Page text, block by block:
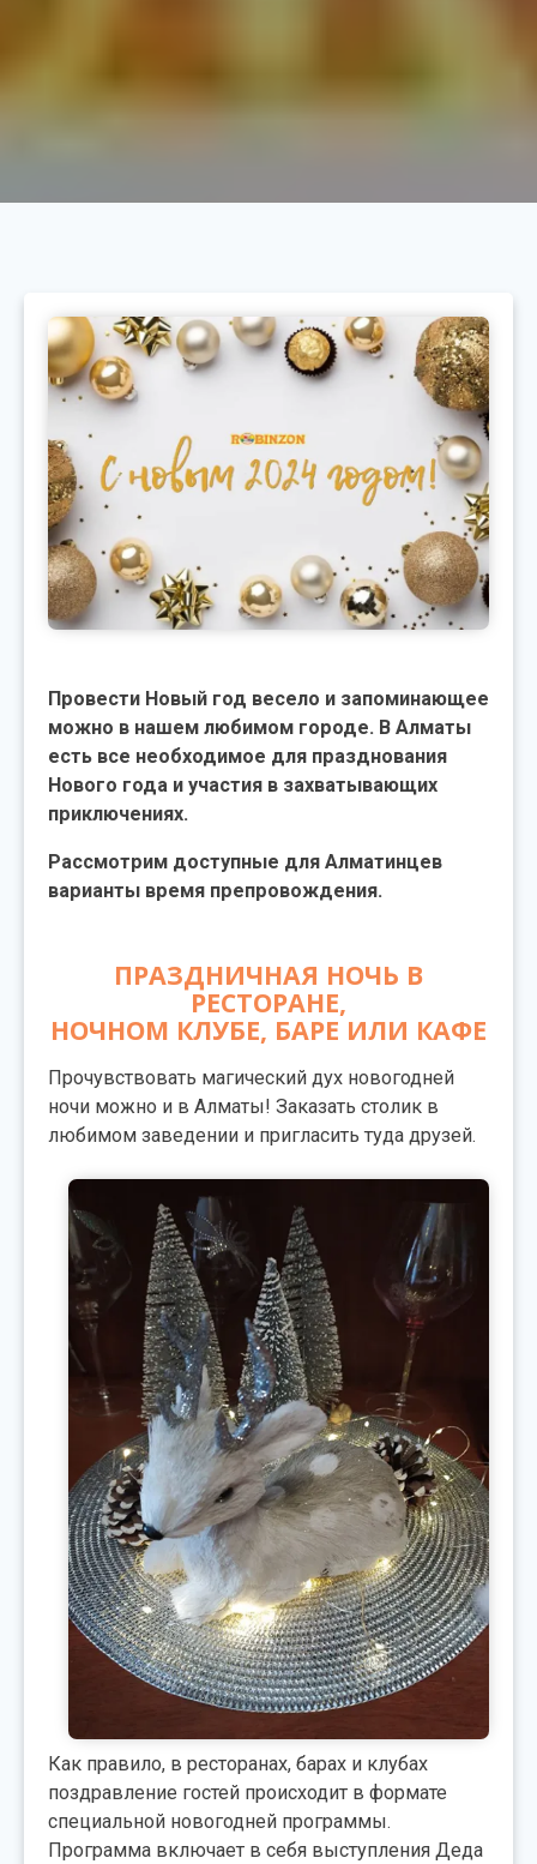
Провести Новый год весело и запоминающее
можно в нашем любимом городе. В Алматы
есть все необходимое для празднования
Нового года и участия в захватывающих
приключениях.
Рассмотрим доступные для Алматинцев
варианты время препровождения.
ПРАЗДНИЧНАЯ НОЧЬ В
РЕСТОРАНЕ,
НОЧНОМ КЛУБЕ, БАРЕ ИЛИ КАФЕ
Прочувствовать магический дух новогодней
ночи можно и в Алматы! Заказать столик в
любимом заведении и пригласить туда друзей.
Как правило, в ресторанах, барах и клубах
поздравление гостей происходит в формате
специальной новогодней программы.
Программа включает в себя выступления Деда